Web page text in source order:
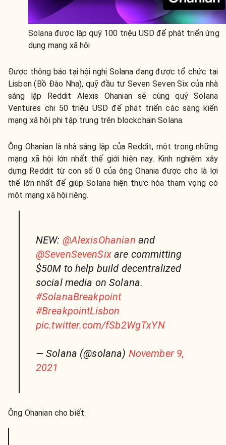
Solana được lập quỹ 100 triệu USD để phát triển ứng
dụng mạng xã hội
Được thông báo tại hội nghị Solana đang được tổ chức tại
Lisbon (Bồ Đào Nha), quỹ đầu tư Seven Seven Six của nhà
sáng lập Reddit Alexis Ohanian sẽ cùng quỹ Solana
Ventures chi 50 triệu USD để phát triển các sáng kiến
mạng xã hội phi tập trung trên blockchain Solana.
Ông Ohanian là nhà sáng lập của Reddit, một trong những
mạng xã hội lớn nhất thế giới hiện nay. Kinh nghiệm xây
dựng Reddit từ con số 0 của ông Ohania được cho là lợi
thế lớn nhất để giúp Solana hiện thực hóa tham vọng có
một mạng xã hội riêng.
NEW: @AlexisOhanian and
@SevenSevenSixare committing
$50M to help build decentralized
social media on Solana.
#SolanaBreakpoint
#BreakpointLisbon
pic.twitter.com/fSb2WgTxYN
— Solana (@solana) November 9,
2021
Ông Ohanian cho biết: